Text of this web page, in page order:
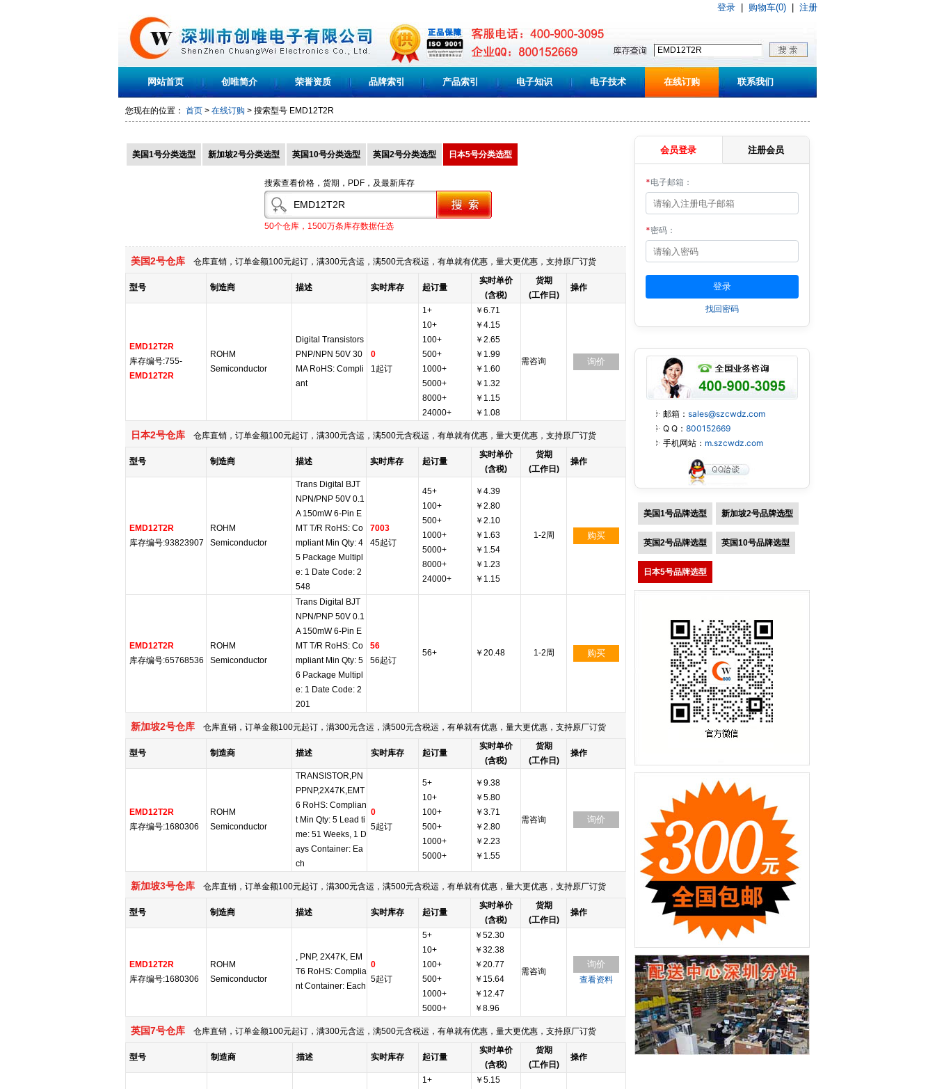
登录 购物车(0) 注册
网站首页 创唯简介 荣誉资质 品牌索引 产品索引 电子知识 电子技术 在线订购 联系我们
您现在的位置： 首页 > 在线订购 > 搜索型号 EMD12T2R
美国1号分类选型 新加坡2号分类选型 英国10号分类选型 英国2号分类选型 日本5号分类选型
搜索查看价格，货期，PDF，及最新库存
50个仓库，1500万条库存数据任选
美国2号仓库 仓库直销，订单金额100元起订，满300元含运，满500元含税运，有单就有优惠，量大更优惠，支持原厂订货
型号 制造商 描述 实时库存 起订量
实时单价
(含税)
货期
(工作日)
操作
EMD12T2R
库存编号:755-
EMD12T2R
ROHM
Semiconductor
Digital Transistors
PNP/NPN 50V 30
MA RoHS: Compli
ant
0
1起订
1+
10+
100+
500+
1000+
5000+
8000+
24000+
￥6.71
￥4.15
￥2.65
￥1.99
￥1.60
￥1.32
￥1.15
￥1.08
需咨询 询价
日本2号仓库 仓库直销，订单金额100元起订，满300元含运，满500元含税运，有单就有优惠，量大更优惠，支持原厂订货
型号 制造商 描述 实时库存 起订量
实时单价
(含税)
货期
(工作日)
操作
EMD12T2R
库存编号:93823907
ROHM
Semiconductor
Trans Digital BJT
NPN/PNP 50V 0.1
A 150mW 6-Pin E
MT T/R RoHS: Co
mpliant Min Qty: 4
5 Package Multipl
e: 1 Date Code: 2
548
7003
45起订
45+
100+
500+
1000+
5000+
8000+
24000+
￥4.39
￥2.80
￥2.10
￥1.63
￥1.54
￥1.23
￥1.15
1-2周 购买
EMD12T2R
库存编号:65768536
ROHM
Semiconductor
Trans Digital BJT
NPN/PNP 50V 0.1
A 150mW 6-Pin E
MT T/R RoHS: Co
mpliant Min Qty: 5
6 Package Multipl
e: 1 Date Code: 2
201
56
56起订
56+ ￥20.48 1-2周 购买
新加坡2号仓库 仓库直销，订单金额100元起订，满300元含运，满500元含税运，有单就有优惠，量大更优惠，支持原厂订货
型号 制造商 描述 实时库存 起订量
实时单价
(含税)
货期
(工作日)
操作
EMD12T2R
库存编号:1680306
ROHM
Semiconductor
TRANSISTOR,PN
PPNP,2X47K,EMT
6 RoHS: Complian
t Min Qty: 5 Lead ti
me: 51 Weeks, 1 D
ays Container: Ea
ch
0
5起订
5+
10+
100+
500+
1000+
5000+
￥9.38
￥5.80
￥3.71
￥2.80
￥2.23
￥1.55
需咨询 询价
新加坡3号仓库 仓库直销，订单金额100元起订，满300元含运，满500元含税运，有单就有优惠，量大更优惠，支持原厂订货
型号 制造商 描述 实时库存 起订量
实时单价
(含税)
货期
(工作日)
操作
EMD12T2R
库存编号:1680306
ROHM
Semiconductor
, PNP, 2X47K, EM
T6 RoHS: Complia
nt Container: Each
0
5起订
5+
10+
100+
500+
1000+
5000+
￥52.30
￥32.38
￥20.77
￥15.64
￥12.47
￥8.96
需咨询
询价
查看资料
英国7号仓库 仓库直销，订单金额100元起订，满300元含运，满500元含税运，有单就有优惠，量大更优惠，支持原厂订货
型号 制造商 描述 实时库存 起订量
实时单价
(含税)
货期
(工作日)
操作
1+
￥5.15
会员登录 注册会员
*电子邮箱：
*密码：
找回密码
邮箱： sales@szcwdz.com
Q Q： 800152669
手机网站： m.szcwdz.com
美国1号品牌选型 新加坡2号品牌选型
英国2号品牌选型 英国10号品牌选型
日本5号品牌选型